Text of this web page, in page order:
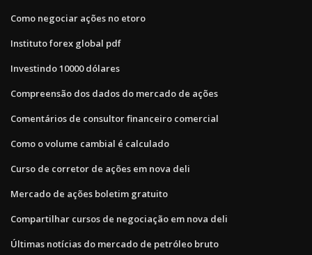
Como negociar ações no etoro
Instituto forex global pdf
Investindo 10000 dólares
Compreensão dos dados do mercado de ações
Comentários de consultor financeiro comercial
Como o volume cambial é calculado
Curso de corretor de ações em nova deli
Mercado de ações boletim gratuito
Compartilhar cursos de negociação em nova deli
Últimas notícias do mercado de petróleo bruto